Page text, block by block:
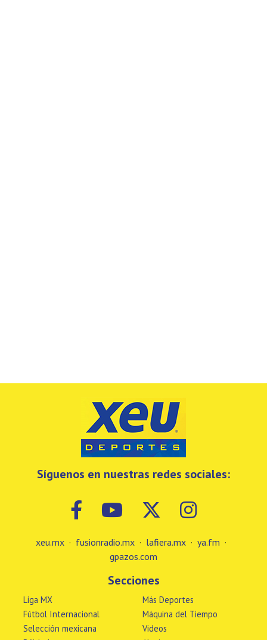
Síguenos en nuestras redes sociales:
xeu.mx · fusionradio.mx · lafiera.mx · ya.fm ·
gpazos.com
Secciones
Liga MX
Fútbol Internacional
Selección mexicana
Más Deportes
Máquina del Tiempo
Videos